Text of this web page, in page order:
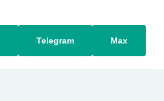
Telegram Max